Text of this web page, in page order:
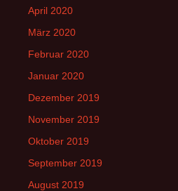
April 2020
März 2020
Februar 2020
Januar 2020
Dezember 2019
November 2019
Oktober 2019
September 2019
August 2019